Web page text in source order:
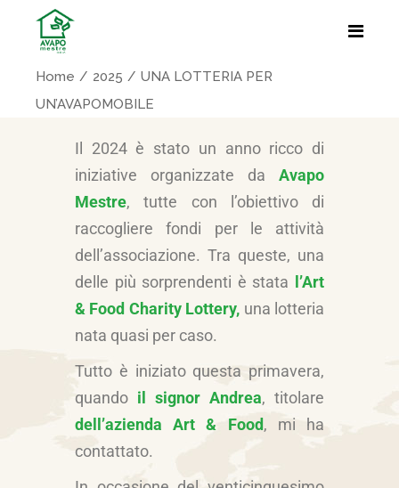
Home 2025
UNA LOTTERIA PER
UN’AVAPOMOBILE
Il 2024 è stato un anno ricco di
iniziative organizzate da Avapo
Mestre, tutte con l’obiettivo di
raccogliere fondi per le attività
dell’associazione. Tra queste, una
delle più sorprendenti è stata
l’Art
& Food Charity Lottery, una lotteria
nata quasi per caso.
Tutto è iniziato questa primavera,
quando il signor Andrea, titolare
dell’azienda Art & Food, mi ha
contattato.